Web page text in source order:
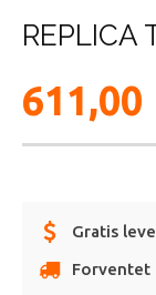
REPLICA
611,00
Gratis
Forventet